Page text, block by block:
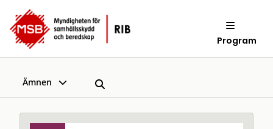
Program
Ämnen